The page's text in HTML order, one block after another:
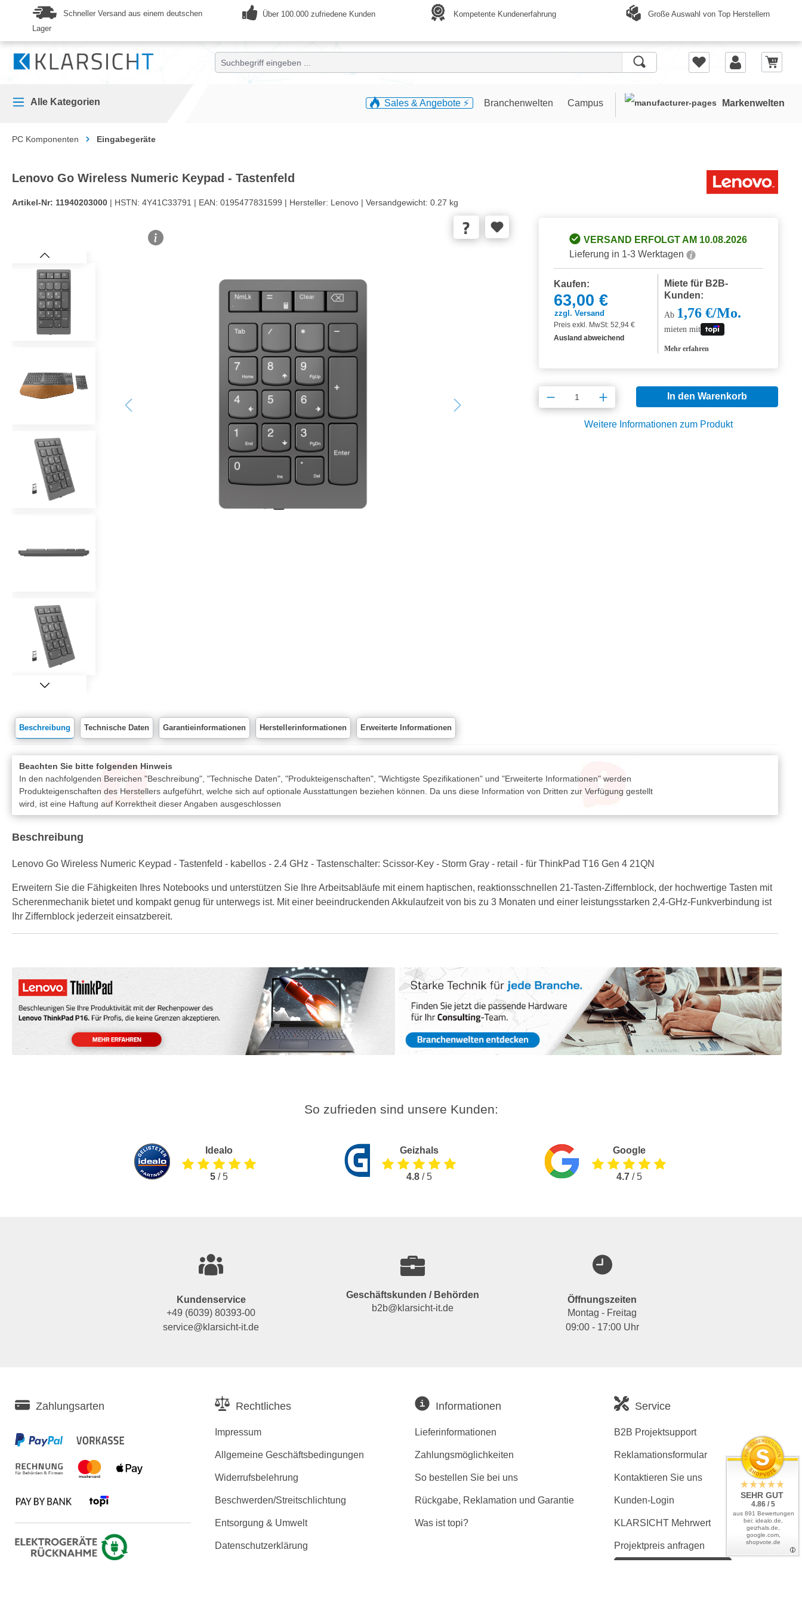
Zur Hauptnavigation springen
Schneller Versand aus einem deutschen
Lager
Über 100.000 zufriedene Kunden Kompetente Kundenerfahrung Große Auswahl von Top Herstellern
Alle Kategorien Sales & Angebote ⚡️ Branchenwelten Campus Markenwelten
PC Komponenten Eingabegeräte
Lenovo Go Wireless Numeric Keypad - Tastenfeld
Artikel-Nr: 11940203000 | HSTN: 4Y41C33791 | EAN: 0195477831599 | Hersteller: Lenovo | Versandgewicht: 0.27 kg
Bildergalerie überspringen
VERSAND ERFOLGT AM 10.08.2026
Lieferung in 1-3 Werktagen
Kaufen:
63,00 €
zzgl. Versand
Preis exkl. MwSt: 52,94 €
Ausland abweichend
Miete für B2B-
Kunden:
Ab 1,76 €/Mo.
mieten mit
Mehr erfahren
Produkt Anzahl: Gib den gewünschten
In den Warenkorb
Weitere Informationen zum Produkt
Beschreibung Technische Daten Garantieinformationen Herstellerinformationen Erweiterte Informationen
Beachten Sie bitte folgenden Hinweis
In den nachfolgenden Bereichen "Beschreibung", "Technische Daten", "Produkteigenschaften", "Wichtigste Spezifikationen" und "Erweiterte Informationen" werden
Produkteigenschaften des Herstellers aufgeführt, welche sich auf optionale Ausstattungen beziehen können. Da uns diese Information von Dritten zur Verfügung gestellt
wird, ist eine Haftung auf Korrektheit dieser Angaben ausgeschlossen
Beschreibung
Lenovo Go Wireless Numeric Keypad - Tastenfeld - kabellos - 2.4 GHz - Tastenschalter: Scissor-Key - Storm Gray - retail - für ThinkPad T16 Gen 4 21QN
Erweitern Sie die Fähigkeiten Ihres Notebooks und unterstützen Sie Ihre Arbeitsabläufe mit einem haptischen, reaktionsschnellen 21-Tasten-Ziffernblock, der hochwertige Tasten mit
Scherenmechanik bietet und kompakt genug für unterwegs ist. Mit einer beeindruckenden Akkulaufzeit von bis zu 3 Monaten und einer leistungsstarken 2,4-GHz-Funkverbindung ist
Ihr Ziffernblock jederzeit einsatzbereit.
So zufrieden sind unsere Kunden:
Idealo
5/ 5
Geizhals
4.8/ 5
Google
4.7/ 5
Kundenservice
+49 (6039) 80393-00
service@klarsicht-it.de
Geschäftskunden / Behörden
b2b@klarsicht-it.de
Öffnungszeiten
Montag - Freitag
09:00 - 17:00 Uhr
Zahlungsarten Rechtliches
Impressum
Allgemeine Geschäftsbedingungen
Widerrufsbelehrung
Beschwerden/Streitschlichtung
Entsorgung & Umwelt
Datenschutzerklärung
Informationen
Lieferinformationen
Zahlungsmöglichkeiten
So bestellen Sie bei uns
Rückgabe, Reklamation und Garantie
Was ist topi?
Service
B2B Projektsupport
Reklamationsformular
Kontaktieren Sie uns
Kunden-Login
KLARSICHT Mehrwert
Projektpreis anfragen
SEHR GUT
4.86 / 5
aus 891 Bewertungen
bei: idealo.de,
geizhals.de,
google.com,
shopvote.de